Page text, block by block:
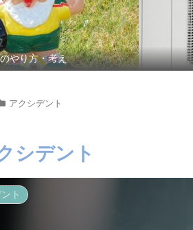
やり方・考え
アクシデント
シデント
ト